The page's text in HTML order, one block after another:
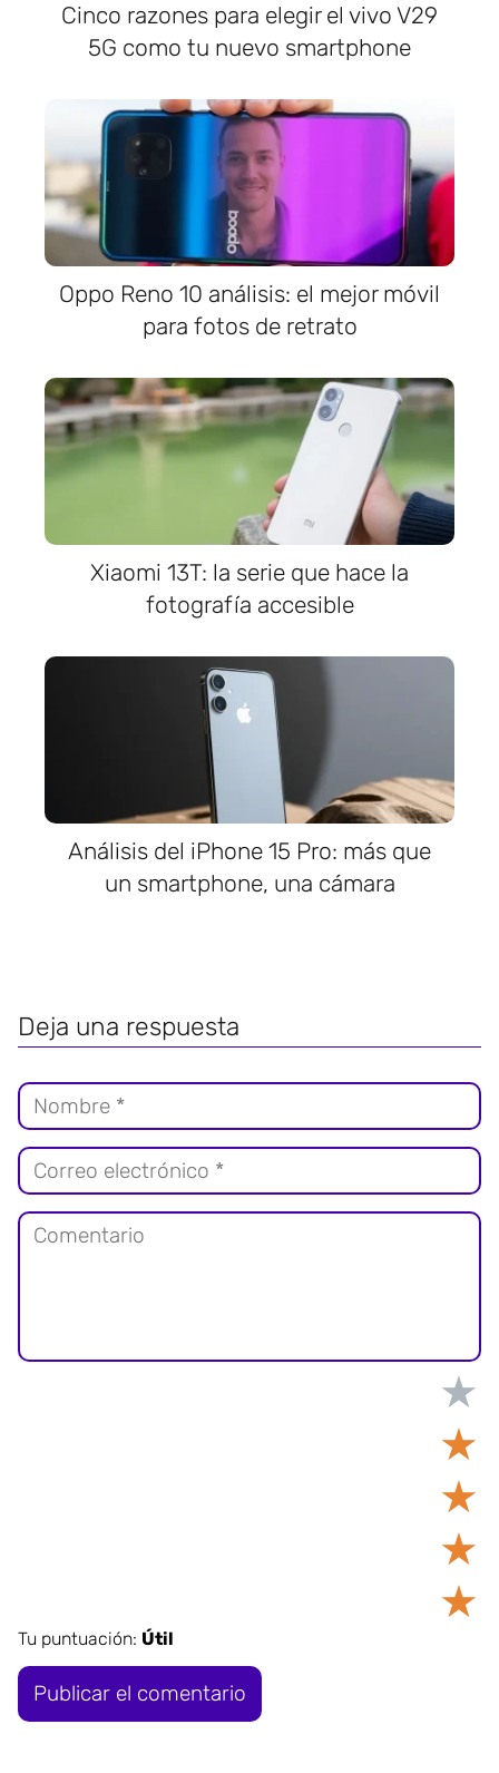
Cinco razones para elegir el vivo V29
5G como tu nuevo smartphone
Oppo Reno 10 análisis: el mejor móvil
para fotos de retrato
Xiaomi 13T: la serie que hace la
fotografía accesible
Análisis del iPhone 15 Pro: más que
un smartphone, una cámara
Deja una respuesta
★
★
★
★
★
Tu puntuación: Útil